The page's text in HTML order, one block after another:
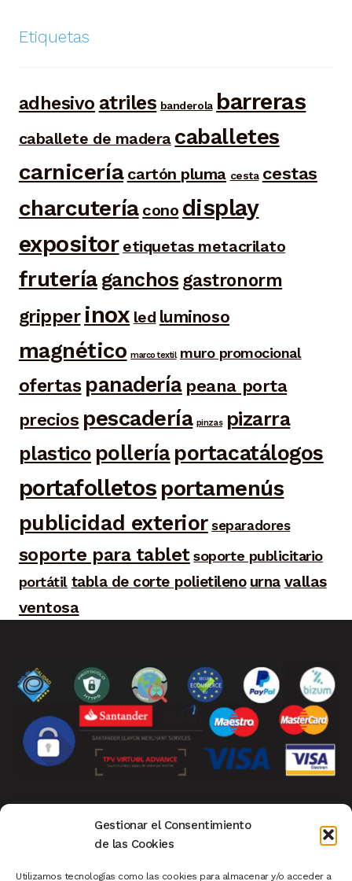
Gestionar el Consentimiento
de las Cookies
Utilizamos tecnologías como las cookies para almacenar y/o acceder a
Etiquetas
adhesivo atriles banderola barreras
caballete de madera caballetes
carnicería cartón pluma cesta cestas
charcutería cono display
expositor etiquetas metacrilato
frutería ganchos gastronorm
gripper inox led luminoso
magnético marco textil muro promocional
ofertas panadería peana porta
precios pescadería pinzas pizarra
plastico pollería portacatálogos
portafolletos portamenús
publicidad exterior separadores
soporte para tablet soporte publicitario
portátil tabla de corte polietileno urna vallas
ventosa
| Privacidad| Política de Cookies
Condiciones de Compra |
|